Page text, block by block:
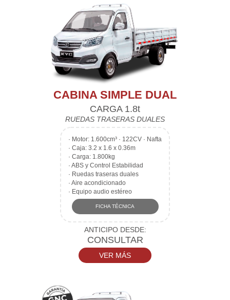
CABINA SIMPLE DUAL
CARGA 1.8t
RUEDAS TRASERAS DUALES
· Motor: 1.600cm³ · 122CV · Nafta
· Caja: 3.2 x 1.6 x 0.36m
· Carga: 1.800kg
· ABS y Control Estabilidad
· Ruedas traseras duales
· Aire acondicionado
· Equipo audio estéreo
FICHA TÉCNICA
ANTICIPO DESDE:
CONSULTAR
VER MÁS